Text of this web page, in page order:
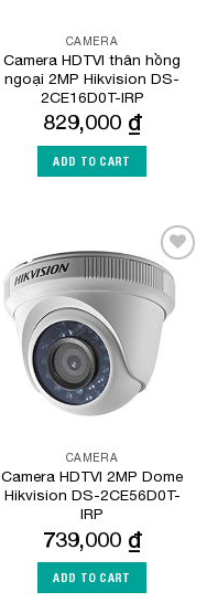
CAMERA
Camera HDTVI thân hồng
ngoại 2MP Hikvision DS-
2CE16D0T-IRP
829,000 ₫
ADD TO CART
Add to
Wishlist
CAMERA
Camera HDTVI 2MP Dome
Hikvision DS-2CE56D0T-
IRP
739,000 ₫
ADD TO CART